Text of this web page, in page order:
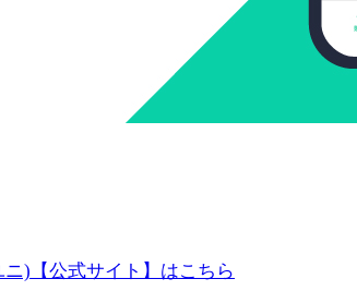
)【公式サイト】はこちら